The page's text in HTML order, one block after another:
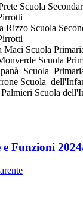
Scuola
Rizzo Scuola
Maci Scuola
Scuola
Scuola
Scuola
Scuola
Funzioni